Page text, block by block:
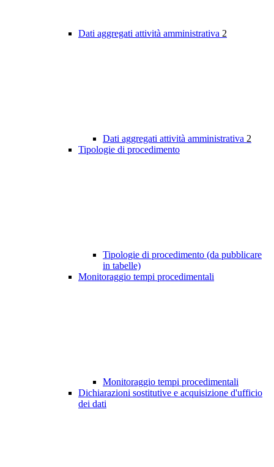
Dati aggregati attività amministrativa 2
Dati aggregati attività amministrativa 2
Tipologie di procedimento
Tipologie di procedimento (da pubblicare
in tabelle)
Monitoraggio tempi procedimentali
Monitoraggio tempi procedimentali
Dichiarazioni sostitutive e acquisizione d'ufficio
dei dati